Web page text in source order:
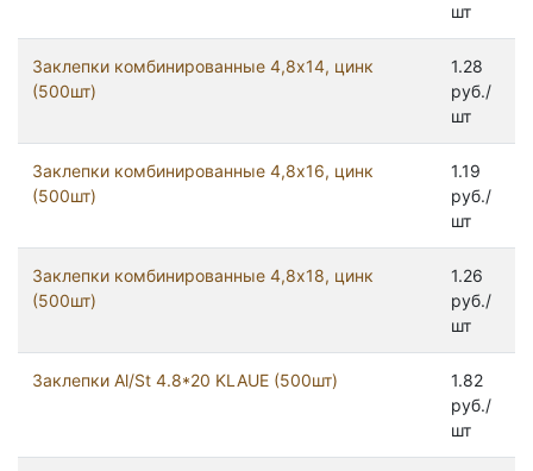
шт
Заклепки комбинированные 4,8х14, цинк
(500шт)
1.28
руб./
шт
Заклепки комбинированные 4,8х16, цинк
(500шт)
1.19
руб./
шт
Заклепки комбинированные 4,8х18, цинк
(500шт)
1.26
руб./
шт
Заклепки Al/St 4.8*20 KLAUE (500шт)
1.82
руб./
шт